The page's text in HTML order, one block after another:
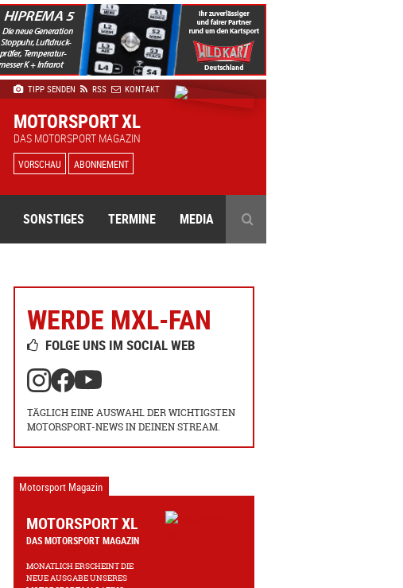
TIPP SENDEN RSS KONTAKT
MOTORSPORT XL
DAS MOTORSPORT MAGAZIN
VORSCHAU ABONNEMENT
SONSTIGES TERMINE MEDIA
WERDE MXL-FAN
FOLGE UNS IM SOCIAL WEB
TÄGLICH EINE AUSWAHL DER WICHTIGSTEN
MOTORSPORT-NEWS IN DEINEN STREAM.
Motorsport Magazin
MOTORSPORT XL
DAS MOTORSPORT MAGAZIN
MONATLICH ERSCHEINT DIE
NEUE AUSGABE UNSERES